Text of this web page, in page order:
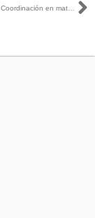
Emite INE Plan de Coordinación en materia de Organización Electoral para el PEEPJF 2024-2025